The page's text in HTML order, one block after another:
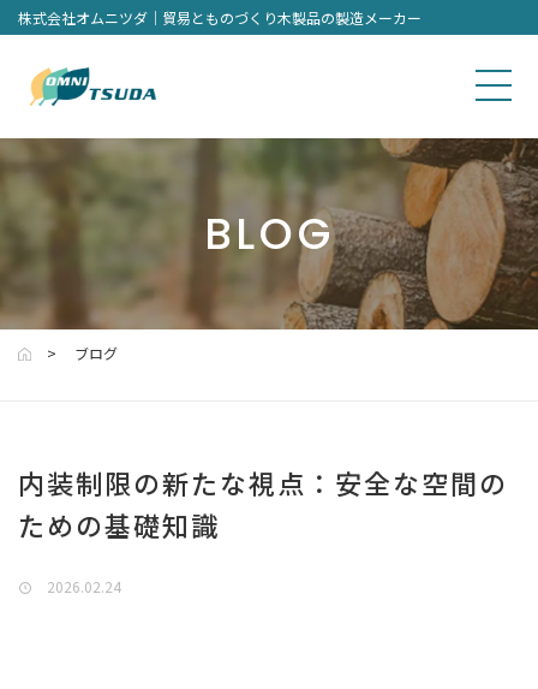
株式会社オムニツダ｜貿易とものづくり木製品の製造メーカー
BLOG
ブログ
内装制限の新たな視点：安全な空間の
ための基礎知識
2026.02.24